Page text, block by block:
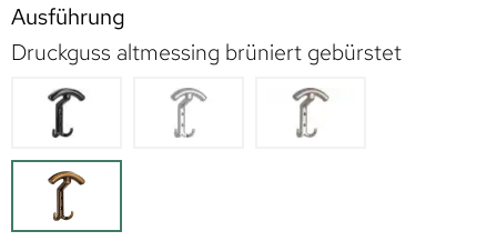
Ausführung
Druckguss altmessing brüniert gebürstet